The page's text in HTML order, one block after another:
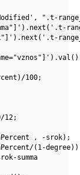
".t-
100;
12;
, -srok);
(1-
summa